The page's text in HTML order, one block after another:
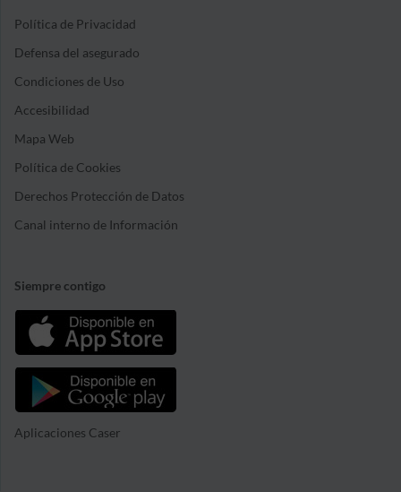
Política de Privacidad
Defensa del asegurado
Condiciones de Uso
Accesibilidad
Mapa Web
Política de Cookies
Derechos Protección de Datos
Canal interno de Información
Siempre contigo
Aplicaciones Caser